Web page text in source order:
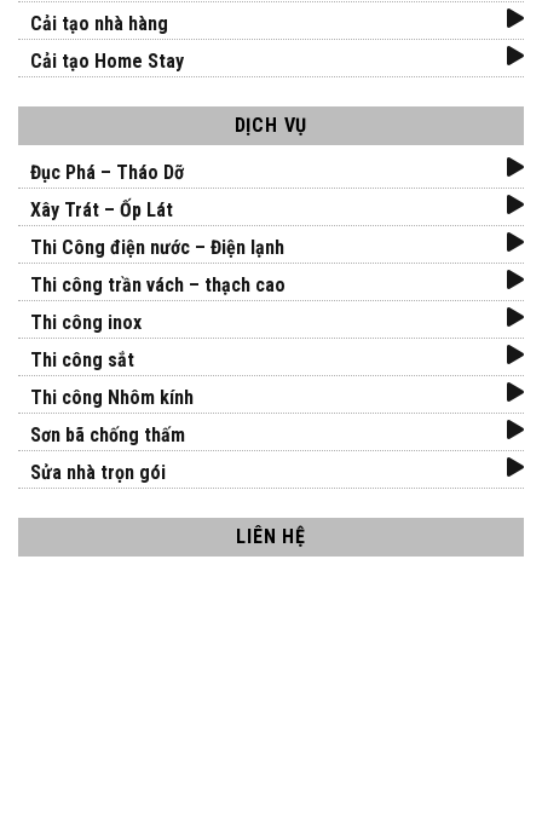
Cải tạo nhà hàng
Cải tạo Home Stay
DỊCH VỤ
Đục Phá – Tháo Dỡ
Xây Trát – Ốp Lát
Thi Công điện nước – Điện lạnh
Thi công trần vách – thạch cao
Thi công inox
Thi công sắt
Thi công Nhôm kính
Sơn bã chống thấm
Sửa nhà trọn gói
LIÊN HỆ